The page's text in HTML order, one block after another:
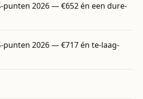
punten 2026 — €652 én een dure-
punten 2026 — €717 én te-laag-